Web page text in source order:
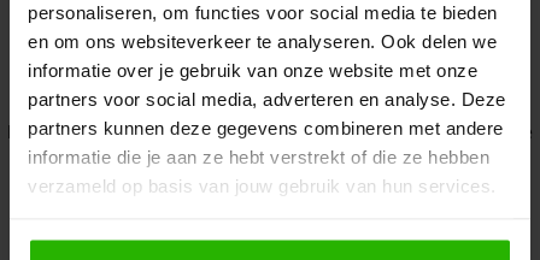
personaliseren, om functies voor social media te bieden
en om ons websiteverkeer te analyseren. Ook delen we
informatie over je gebruik van onze website met onze
partners voor social media, adverteren en analyse. Deze
partners kunnen deze gegevens combineren met andere
informatie die je aan ze hebt verstrekt of die ze hebben
verzameld op basis van jouw gebruik van hun services.
Als je op "Accepteer" klikt, dan geef je Voordeeluitjes.nl
Application error: a client-side exception has occurred while
loadingwww.voordeeluitjes.nl (see the browser console for more
information).